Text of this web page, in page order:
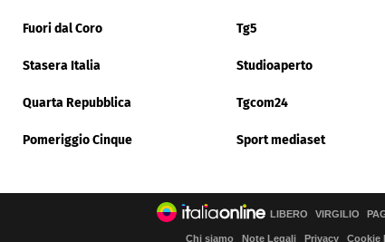
Fuori dal Coro Tg5
Stasera Italia Studioaperto
Quarta Repubblica Tgcom24
Pomeriggio Cinque Sport mediaset
LIBERO VIRGILIO
Chi siamo Note Legali Privacy Cookie